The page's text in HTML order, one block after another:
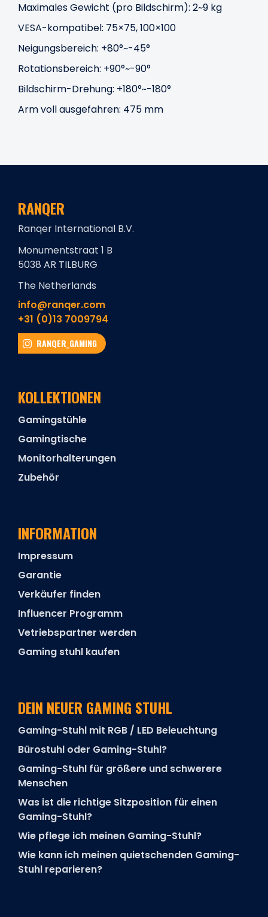
Maximales Gewicht (pro Bildschirm): 2~9 kg
VESA-kompatibel: 75×75, 100×100
Neigungsbereich: +80°~-45°
Rotationsbereich: +90°~-90°
Bildschirm-Drehung: +180°~-180°
Arm voll ausgefahren: 475 mm
RANQER
Ranqer International B.V.
Monumentstraat 1 B
5038 AR TILBURG
The Netherlands
info@ranqer.com
+31 (0)13 7009794
RANQER_GAMING
KOLLEKTIONEN
Gamingstühle
Gamingtische
Monitorhalterungen
Zubehör
INFORMATION
Impressum
Garantie
Verkäufer finden
Influencer Programm
Vetriebspartner werden
Gaming stuhl kaufen
DEIN NEUER GAMING STUHL
Gaming-Stuhl mit RGB / LED Beleuchtung
Bürostuhl oder Gaming-Stuhl?
Gaming-Stuhl für größere und schwerere
Menschen
Was ist die richtige Sitzposition für einen
Gaming-Stuhl?
Wie pflege ich meinen Gaming-Stuhl?
Wie kann ich meinen quietschenden Gaming-
Stuhl reparieren?